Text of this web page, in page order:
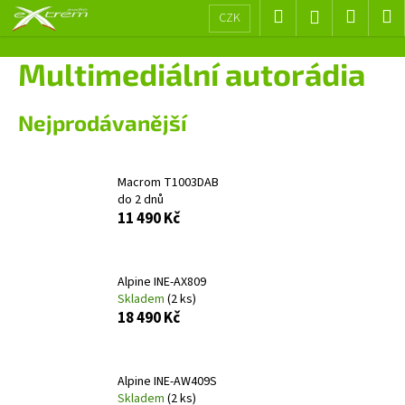
Přejít
CZK Hledat Přihlášení
košík
Multimediální autorádia
Nejprodávanější
Macrom T1003DAB
do 2 dnů
11 490 Kč
Alpine INE-AX809
Skladem (2 ks)
18 490 Kč
Alpine INE-AW409S
Skladem (2 ks)
š
o